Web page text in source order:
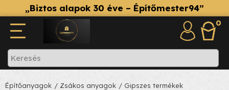
„Biztos alapok 30 éve – Építőmester94”
0
Építőanyagok / Zsákos anyagok / Gipszes termékek